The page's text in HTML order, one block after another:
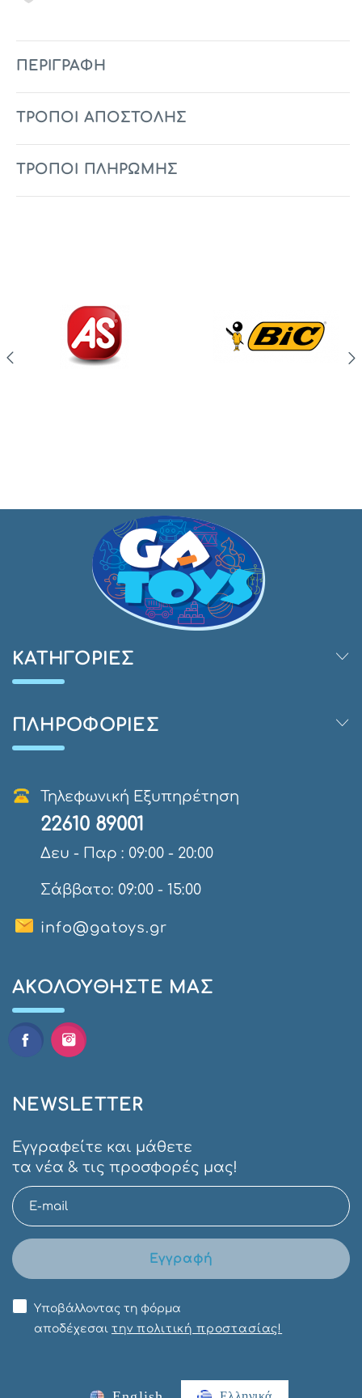
ΠΕΡΙΓΡΑΦΉ
ΤΡΟΠΟΙ ΑΠΟΣΤΟΛΗΣ
ΤΡΟΠΟΙ ΠΛΗΡΩΜΗΣ
ΚΑΤΗΓΟΡΊΕΣ
ΠΛΗΡΟΦΟΡΊΕΣ
Τηλεφωνική Εξυπηρέτηση
22610 89001
Δευ - Παρ : 09:00 - 20:00
Σάββατο: 09:00 - 15:00
info@gatoys.gr
AΚΟΛΟΥΘΉΣΤΕ ΜΑΣ
NEWSLETTER
Εγγραφείτε και μάθετε
τα νέα & τις προσφορές μας!
Εγγραφή
Υποβάλλοντας τη φόρμα
αποδέχεσαι την πολιτική προστασίας!